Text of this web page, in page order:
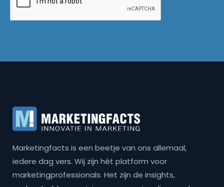
Marketingfacts is een beetje van ons allemaal,
iedere dag vers. Wij zijn hét platform voor
marketingprofessionals. Het zijn de insights,